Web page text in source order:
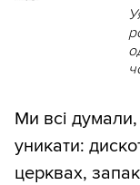
Ми всі
уникати:
церквах,